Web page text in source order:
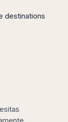
destinations